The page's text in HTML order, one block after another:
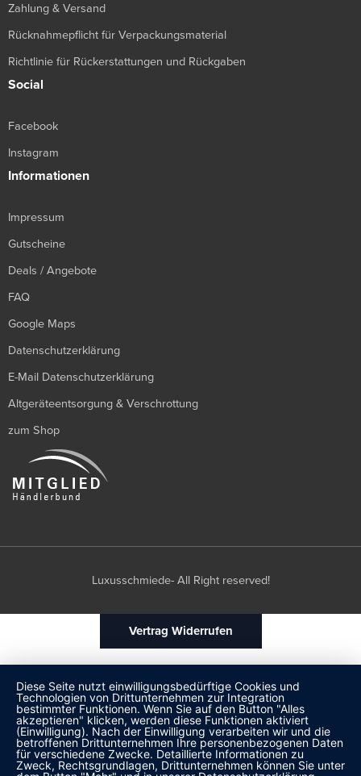
Zahlung & Versand
Rücknahmepflicht für Verpackungsmaterial
Richtlinie für Rückerstattungen und Rückgaben
Social
Facebook
Instagram
Informationen
Impressum
Gutscheine
Deals / Angebote
FAQ
Google Maps
Datenschutzerklärung
E-Mail Datenschutzerklärung
Altgeräteentsorgung & Verschrottung
zum Shop
Luxusschmiede- All Right reserved!
Vertrag Widerrufen
Diese Seite nutzt einwilligungsbedürftige Cookies und
Technologien von Drittunternehmen zur Integration
bestimmter Funktionen. Wenn Sie auf den Button "Alles
akzeptieren" klicken, werden diese Funktionen aktiviert
(Einwilligung). Nach der Einwilligung verarbeiten wir und die
betroffenen Drittunternehmen Ihre personenbezogenen Daten
für verschiedene Zwecke. Detaillierte Informationen zu
Zweck, Rechtsgrundlagen, Drittunternehmen können Sie unter